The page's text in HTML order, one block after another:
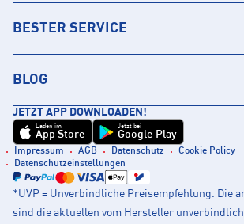
BESTER SERVICE
BLOG
JETZT APP DOWNLOADEN!
Laden im
App Store
Jetzt bei
Google Play
Impressum AGB Datenschutz
Cookie Policy
Datenschutzeinstellungen
*UVP = Unverbindliche Preisempfehlung. Die
sind die aktuellen vom Hersteller